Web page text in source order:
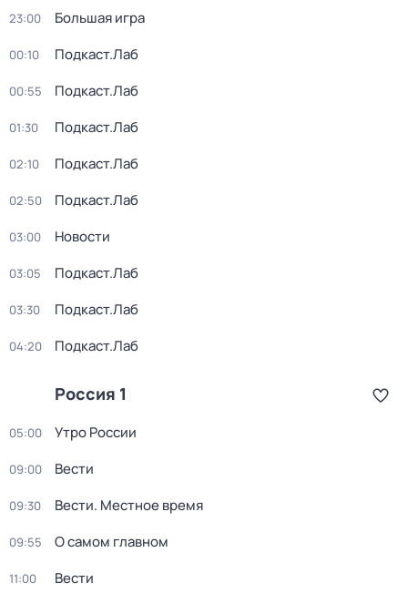
23:00 Большая игра
00:10 Подкаст.Лаб
00:55 Подкаст.Лаб
01:30 Подкаст.Лаб
02:10 Подкаст.Лаб
02:50 Подкаст.Лаб
03:00 Новости
03:05 Подкаст.Лаб
03:30 Подкаст.Лаб
04:20 Подкаст.Лаб
Россия 1
05:00 Утро России
09:00 Вести
09:30 Вести. Местное время
09:55 О самом главном
11:00 Вести